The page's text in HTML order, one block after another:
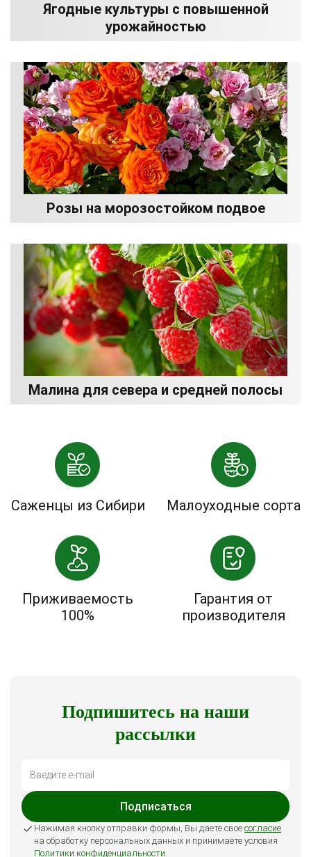
Ягодные культуры с повышенной
урожайностью
Розы на морозостойком подвое
Малина для севера и средней полосы
Саженцы из Сибири Малоуходные сорта
Приживаемость
100%
Гарантия от
производителя
Подпишитесь на наши
рассылки
Подписаться
Нажимая кнопку отправки формы, Вы даете свое согласие
на обработку персональных данных и принимаете условия
Политики конфиденциальности.